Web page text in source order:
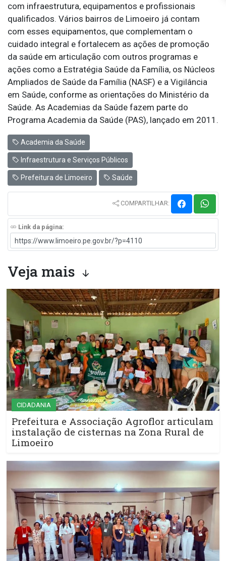
com infraestrutura, equipamentos e profissionais
qualificados. Vários bairros de Limoeiro já contam
com esses equipamentos, que complementam o
cuidado integral e fortalecem as ações de promoção
da saúde em articulação com outros programas e
ações como a Estratégia Saúde da Família, os Núcleos
Ampliados de Saúde da Família (NASF) e a Vigilância
em Saúde, conforme as orientações do Ministério da
Saúde. As Academias da Saúde fazem parte do
Programa Academia da Saúde (PAS), lançado em 2011.
Academia da Saúde
Infraestrutura e Serviços Públicos
Prefeitura de Limoeiro Saúde
COMPARTILHAR:
Link da página:
Veja mais
CIDADANIA
Prefeitura e Associação Agroflor articulam
instalação de cisternas na Zona Rural de
Limoeiro